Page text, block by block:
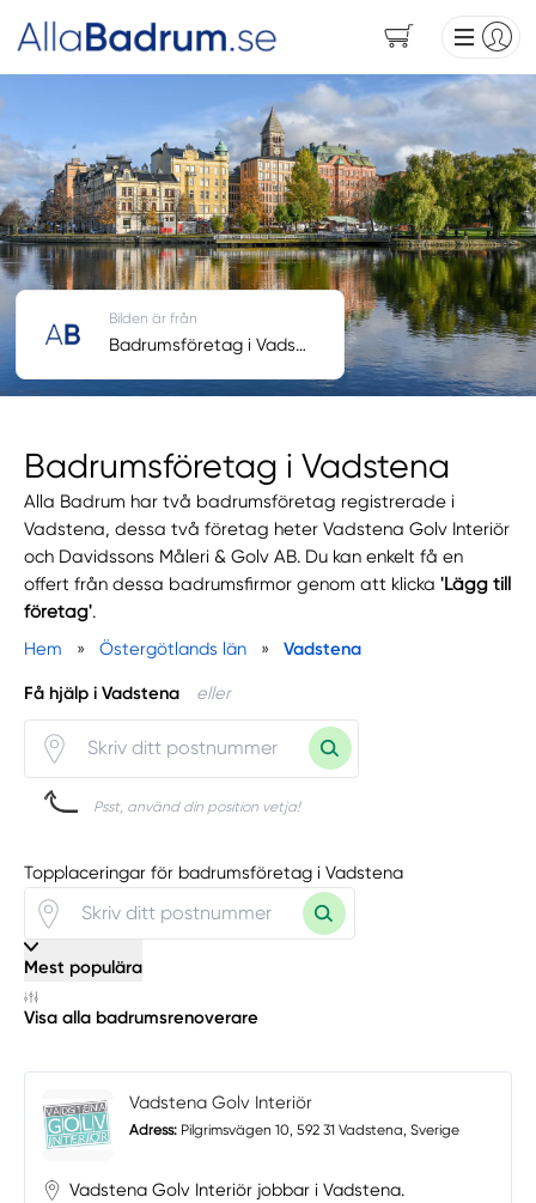
Badrumsföretag i Vadstena
Alla Badrum har två badrumsföretag registrerade i
Vadstena, dessa två företag heter Vadstena Golv Interiör
och Davidssons Måleri & Golv AB. Du kan enkelt få en
offert från dessa badrumsfirmor genom att klicka'Lägg till
företag'.
Hem
» Östergötlands län » Vadstena
Få hjälp i Vadstena eller
Psst, använd din position vetja!
Bilden är från
Badrumsföretag i Vadstena
Topplaceringar för badrumsföretag i Vadstena
Mest populära
Visa alla badrumsrenoverare
Vadstena Golv Interiör
Adress: Pilgrimsvägen 10, 592 31 Vadstena, Sverige
Vadstena Golv Interiör jobbar i Vadstena.